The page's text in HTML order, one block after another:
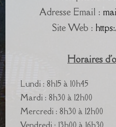
Adresse Email :
Site Web :
Horaires
Lundi : 8h15 à 10h45
Mardi : 8h30 à 12h00
Mercredi : 8h30 à 12h00